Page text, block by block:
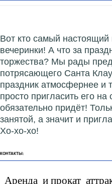
Вот кто самый настоящий
вечеринки! А что за
торжества? Мы рады
потрясающего Санта
праздник атмосфернее и
просто пригласить его
обязательно придёт!
занятой, а значит и
Хо-хо-хо!
КОНТАКТЫ:
Аренда и прокат